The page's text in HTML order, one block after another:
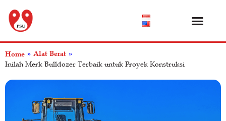
Home » Alat Berat »
Inilah Merk Bulldozer Terbaik untuk Proyek Konstruksi